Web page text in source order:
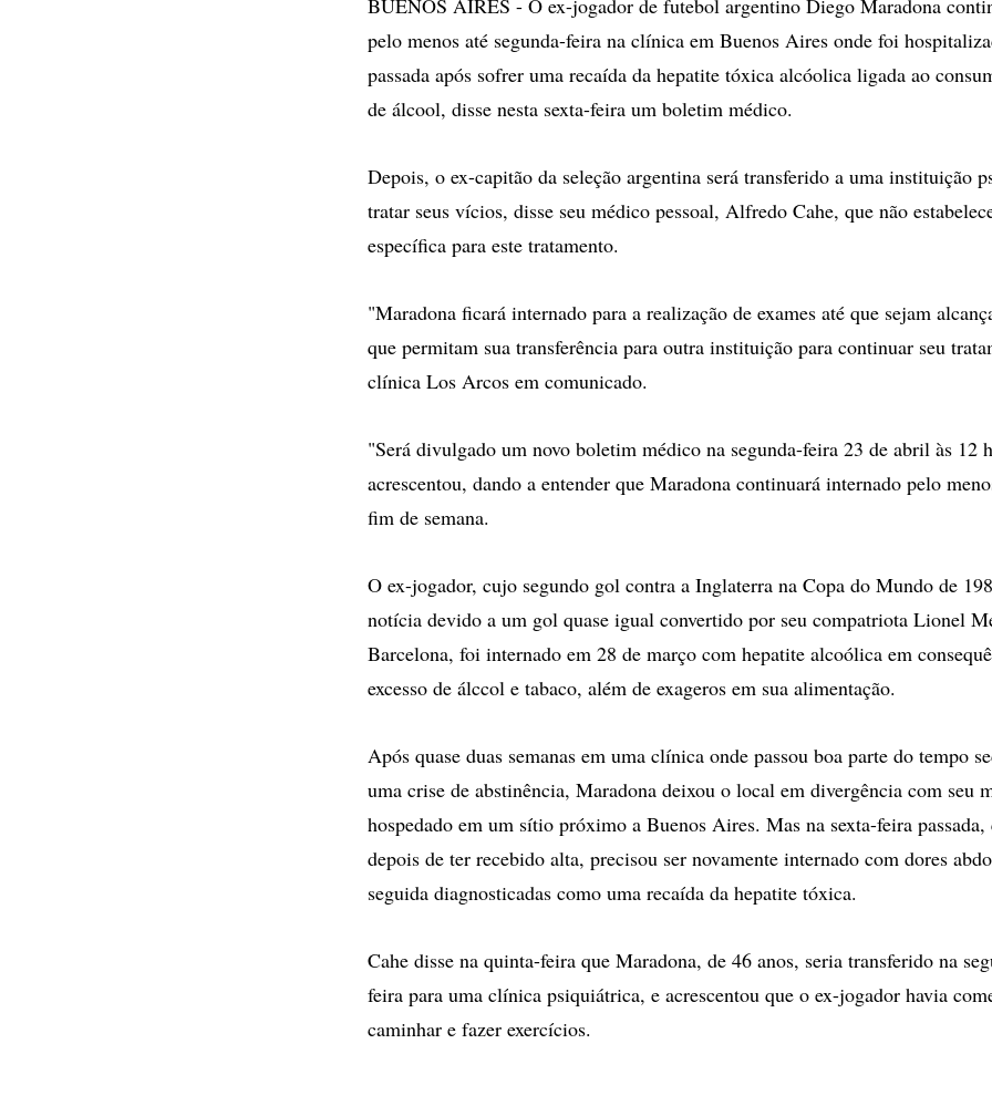
BUENOS AIRES - O ex-jogador de futebol argentino Diego Maradona
pelo menos até segunda-feira na clínica em Buenos Aires onde foi
passada após sofrer uma recaída da hepatite tóxica alcóolica ligada ao
de álcool, disse nesta sexta-feira um boletim médico.
Depois, o ex-capitão da seleção argentina será transferido a uma instituição
tratar seus vícios, disse seu médico pessoal, Alfredo Cahe, que não
específica para este tratamento.
"Maradona ficará internado para a realização de exames até que sejam
que permitam sua transferência para outra instituição para continuar seu
clínica Los Arcos em comunicado.
"Será divulgado um novo boletim médico na segunda-feira 23 de abril às 12
acrescentou, dando a entender que Maradona continuará internado pelo
fim de semana.
O ex-jogador, cujo segundo gol contra a Inglaterra na Copa do Mundo de
notícia devido a um gol quase igual convertido por seu compatriota Lionel
Barcelona, foi internado em 28 de março com hepatite alcoólica em
excesso de álccol e tabaco, além de exageros em sua alimentação.
Após quase duas semanas em uma clínica onde passou boa parte do tempo
uma crise de abstinência, Maradona deixou o local em divergência com seu
hospedado em um sítio próximo a Buenos Aires. Mas na sexta-feira passada,
depois de ter recebido alta, precisou ser novamente internado com dores
seguida diagnosticadas como uma recaída da hepatite tóxica.
Cahe disse na quinta-feira que Maradona, de 46 anos, seria transferido na
feira para uma clínica psiquiátrica, e acrescentou que o ex-jogador havia
caminhar e fazer exercícios.